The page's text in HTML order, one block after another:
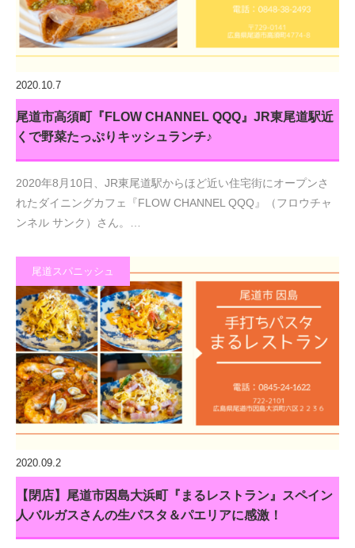
2020.10.7
尾道市高須町『FLOW CHANNEL QQQ』JR東尾道駅近
くで野菜たっぷりキッシュランチ♪
2020年8月10日、JR東尾道駅からほど近い住宅街にオープンさ
れたダイニングカフェ『FLOW CHANNEL QQQ』（フロウチャ
ンネル サンク）さん。…
尾道スパニッシュ
2020.09.2
【閉店】尾道市因島大浜町『まるレストラン』スペイン
人バルガスさんの生パスタ＆パエリアに感激！